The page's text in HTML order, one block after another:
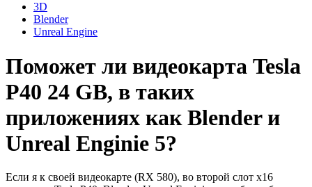
3D
Blender
Unreal Engine
Поможет ли видеокарта Tesla
P40 24 GB, в таких
приложениях как Blender и
Unreal Enginie 5?
Если я к своей видеокарте (RX 580), во второй слот х16